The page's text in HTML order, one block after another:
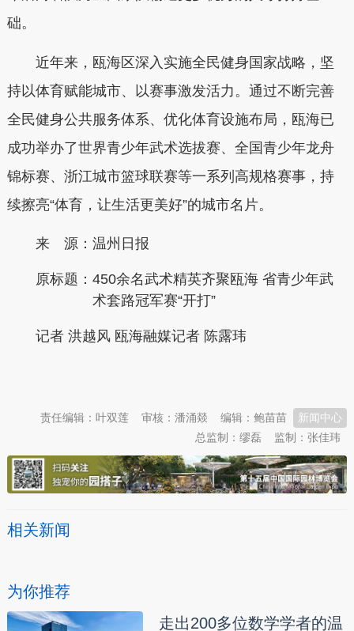
础。
近年来，瓯海区深入实施全民健身国家战略，坚
持以体育赋能城市、以赛事激发活力。通过不断完善
全民健身公共服务体系、优化体育设施布局，瓯海已
成功举办了世界青少年武术选拔赛、全国青少年龙舟
锦标赛、浙江城市篮球联赛等一系列高规格赛事，持
续擦亮“体育，让生活更美好”的城市名片。
来 源：温州日报
原标题： 450余名武术精英齐聚瓯海 省青少年武
术套路冠军赛“开打”
记者 洪越风 瓯海融媒记者 陈露玮
新闻中心
编辑：鲍苗苗
审核：潘涌燚
责任编辑：叶双莲
监制：张佳玮
总监制：缪磊
相关新闻
为你推荐
走出200多位数学学者的温